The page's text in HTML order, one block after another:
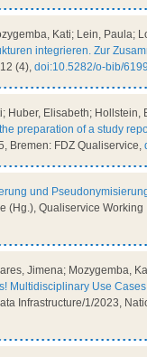
Kati; Lein, Paula;
integrieren. Zur
(4), doi:10.5282/o-bib/6199
Huber, Elisabeth; Hollstein,
preparation of a study
Bremen: FDZ Qualiservice,
und
(Hg.), Qualiservice
Jimena; Mozygemba,
Multidisciplinary Use Cases
Infrastructure/1/2023,